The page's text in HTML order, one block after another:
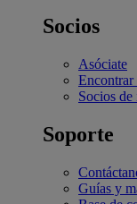
Socios
Asóciate
Encontrar
Socios
Soporte
Guías y